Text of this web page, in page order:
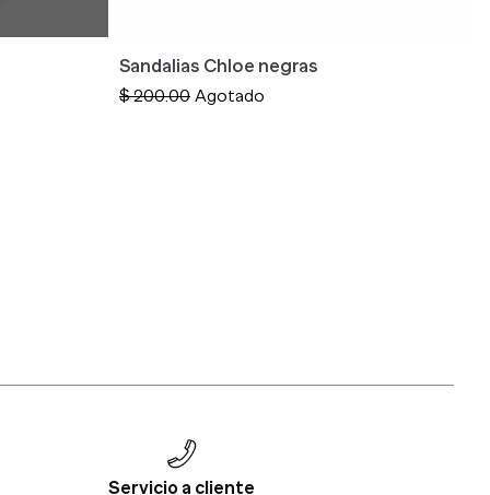
Sandalias Chloe negras
Precio
$ 200.00 Agotado
Servicio a cliente